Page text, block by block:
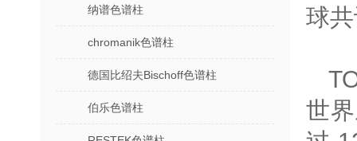
纳谱色谱柱
chromanik色谱柱
德国比绍夫Bischoff色谱柱
伯乐色谱柱
球
世